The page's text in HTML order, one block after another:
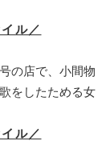
ル／
の店で、小間物
をしたためる女
ル／